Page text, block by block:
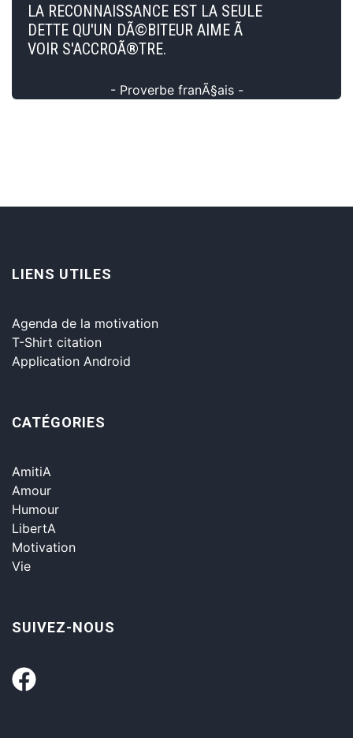
LA RECONNAISSANCE EST LA SEULE
DETTE QU'UN DÃ©BITEUR AIME Ã
VOIR S'ACCROÃ®TRE.
- Proverbe franÃ§ais -
LIENS UTILES
Agenda de la motivation
T-Shirt citation
Application Android
CATÉGORIES
AmitiA
Amour
Humour
LibertA
Motivation
Vie
SUIVEZ-NOUS